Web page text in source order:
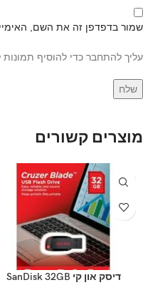
שמור בדפדפן זה את השם,
עליך להתחבר כדי להוסיף תמונות
מוצרים קשורים
דיסק און קי SanDisk 32GB